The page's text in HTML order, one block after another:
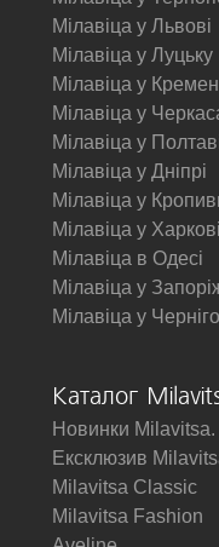
Мілавіца у Львові
Мілавіца у Луцьку
Мілавіца у
Мілавіца у
Мілавіца у
Мілавіца у Дніпрі
Мілавіца у
Мілавіца у Харкові
Мілавіца в Одесі
Мілавіца у
Мілавіца у
Каталог
Новинки
Ексклюзив
Milavitsa Classic
Milavitsa Fashion